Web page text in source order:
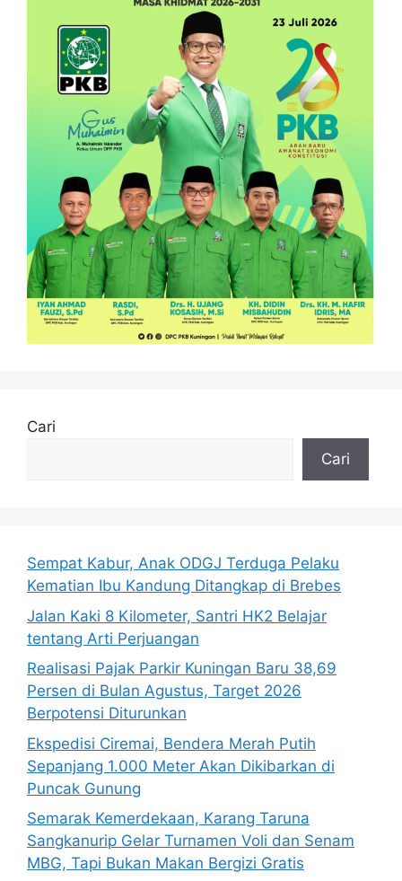
Cari
Cari
Sempat Kabur, Anak ODGJ Terduga Pelaku
Kematian Ibu Kandung Ditangkap di Brebes
Jalan Kaki 8 Kilometer, Santri HK2 Belajar
tentang Arti Perjuangan
Realisasi Pajak Parkir Kuningan Baru 38,69
Persen di Bulan Agustus, Target 2026
Berpotensi Diturunkan
Ekspedisi Ciremai, Bendera Merah Putih
Sepanjang 1.000 Meter Akan Dikibarkan di
Puncak Gunung
Semarak Kemerdekaan, Karang Taruna
Sangkanurip Gelar Turnamen Voli dan Senam
MBG, Tapi Bukan Makan Bergizi Gratis